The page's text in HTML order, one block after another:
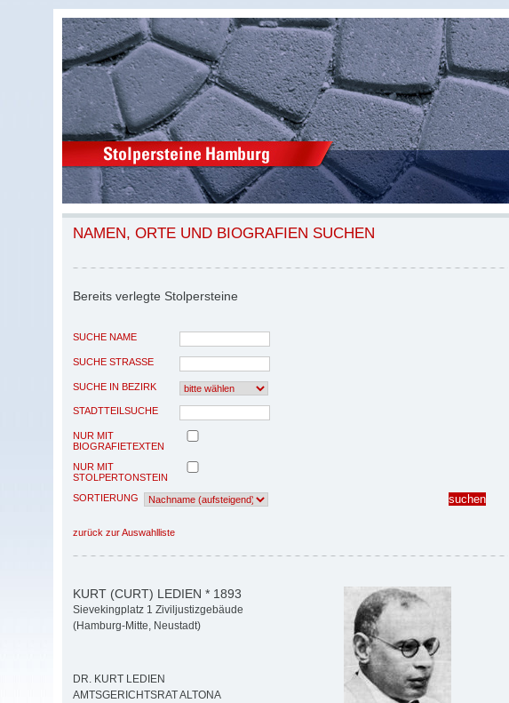
NAMEN, ORTE UND BIOGRAFIEN SUCHEN
Bereits verlegte Stolpersteine
SUCHE NAME
SUCHE STRASSE
SUCHE IN BEZIRK
STADTTEILSUCHE
NUR MIT
BIOGRAFIETEXTEN
NUR MIT
STOLPERTONSTEIN
SORTIERUNG
zurück zur Auswahlliste
KURT (CURT) LEDIEN * 1893
Sievekingplatz 1 Ziviljustizgebäude
(Hamburg-Mitte, Neustadt)
DR. KURT LEDIEN
AMTSGERICHTSRAT ALTONA